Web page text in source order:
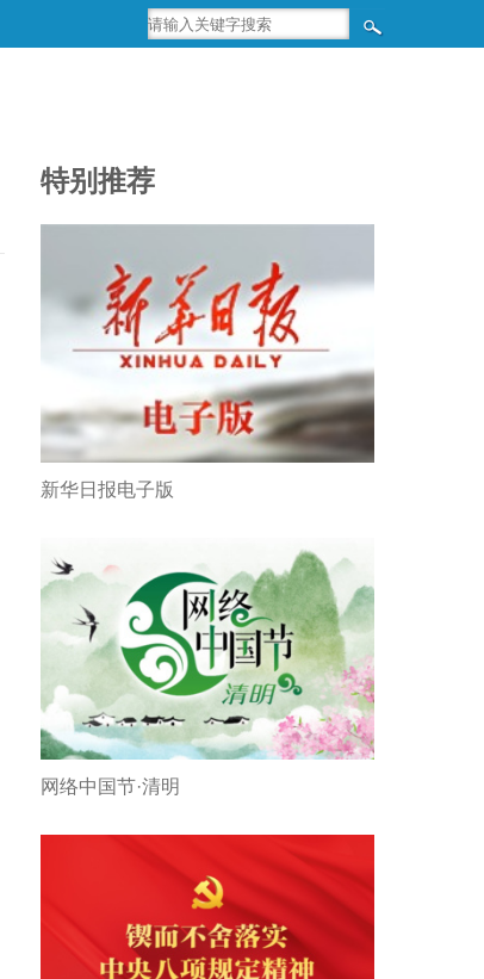
特别推荐
新华日报电子版
网络中国节·清明